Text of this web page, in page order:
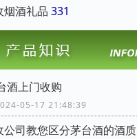
烟酒礼品 331
酒上门收购
05-17 21:48:39
公司教您区分茅台酒的酒质